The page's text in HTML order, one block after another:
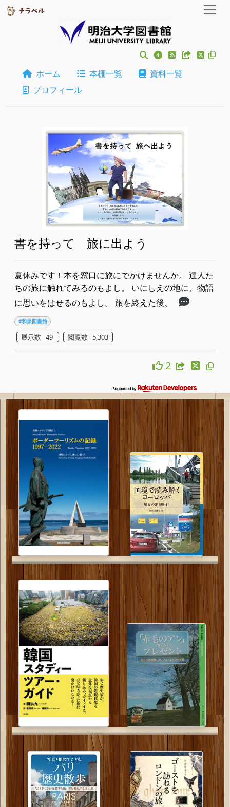
ホーム 本棚一覧
資料一覧
プロフィール
書を持って 旅に出よう
夏休みです！本を窓口に旅にでかけませんか。 達人た
ちの旅に触れてみるのもよし。 いにしえの地に、物語
に思いをはせるのもよし。 旅を終えた後、
#和泉図書館
展示数 49 閲覧数 5,303
2